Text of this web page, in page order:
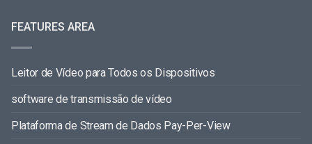
FEATURES AREA
Leitor de Vídeo para Todos os Dispositivos
software de transmissão de vídeo
Plataforma de Stream de Dados Pay-Per-View